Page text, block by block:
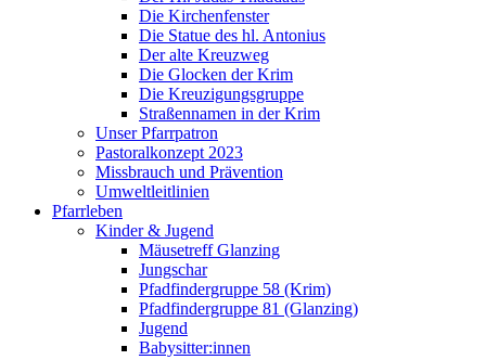
Die Kirchenfenster
Die Statue des hl. Antonius
Der alte Kreuzweg
Die Glocken der Krim
Die Kreuzigungsgruppe
Straßennamen in der Krim
Unser Pfarrpatron
Pastoralkonzept 2023
Missbrauch und Prävention
Umweltleitlinien
Pfarrleben
Kinder & Jugend
Mäusetreff Glanzing
Jungschar
Pfadfindergruppe 58 (Krim)
Pfadfindergruppe 81 (Glanzing)
Jugend
Babysitter:innen